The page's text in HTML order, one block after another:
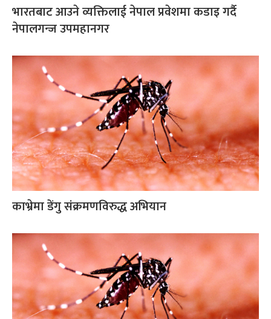
भारतबाट आउने व्यक्तिलाई नेपाल प्रवेशमा कडाइ गर्दै
नेपालगन्ज उपमहानगर
काभ्रेमा डेंगु संक्रमणविरुद्ध अभियान